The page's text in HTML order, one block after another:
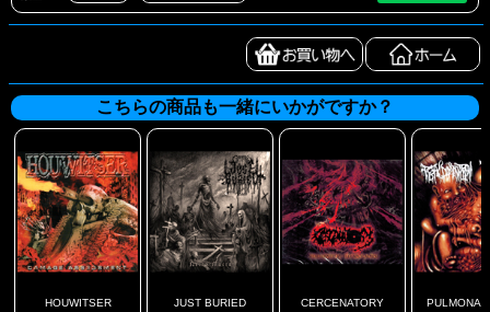
こちらの商品も一緒にいかがですか？
HOUWITSER
JUST BURIED
CERCENATORY